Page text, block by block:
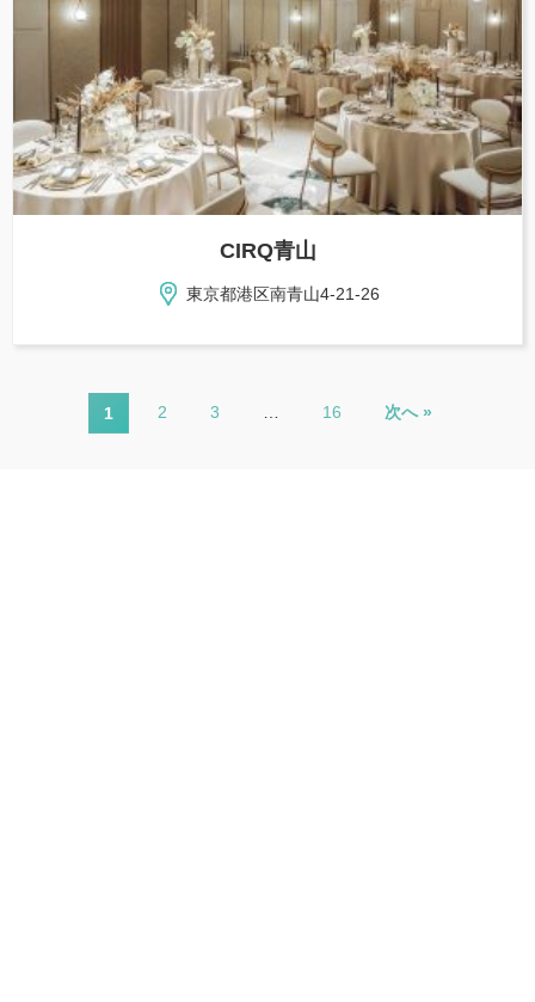
CIRQ青山
東京都港区南青山4-21-26
1 2 3 16 次へ »